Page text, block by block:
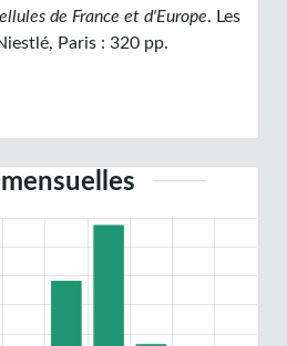
de France et d'Europe. Les
Paris : 320 pp.